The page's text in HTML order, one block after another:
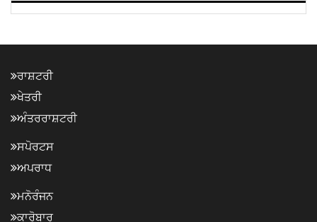
ਰਾਸ਼ਟਰੀ
ਖੇਤਰੀ
ਅੰਤਰਰਾਸ਼ਟਰੀ
ਸਪੋਰਟਸ
ਅਪਰਾਧ
ਮਨੋਰੰਜਨ
ਕਾਰੋਬਾਰ